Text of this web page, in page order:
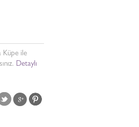
Küpe ile
Detaylı